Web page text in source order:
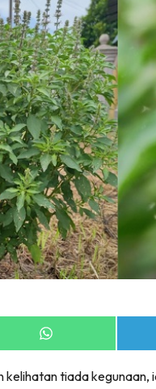
Buletin
Inspirasi
Bilik Air
Bilik Tidur
Ruang Makan
Ruang Tamu
Direktori
Interior Design
Landskap
DIY
Bilik Air
Bilik Tidur
Dapur
Make Over
Bilik Air
Bilik Tidur
Share
on
kelihatan tiada